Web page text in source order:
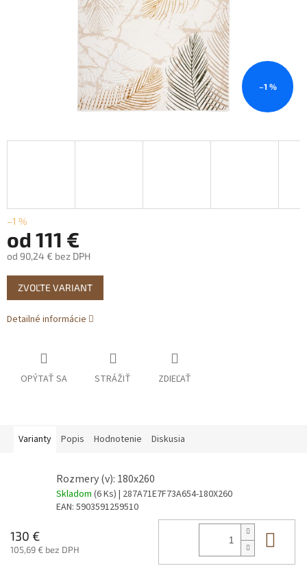
–1 %
–1 %
od 111 €
od 90,24 € bez DPH
Jednotková
cena:
ZVOĽTE VARIANT
Detailné informácie
OPÝTAŤ SA STRÁŽIŤ ZDIEĽAŤ
Varianty Popis Hodnotenie Diskusia
Rozmery (v): 180x260
Skladom (6 Ks) | 287A71E7F73A654-180X260
EAN: 5903591259510
130 €
105,69 € bez DPH